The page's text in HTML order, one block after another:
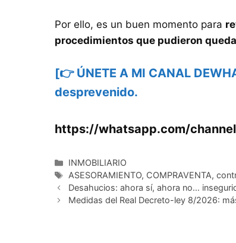
Por ello, es un buen momento para
procedimientos que pudieron
[👉 ÚNETE A MI CANAL
desprevenido.
https://whatsapp.com/
Categorías
INMOBILIARIO
Etiquetas
ASESORAMIENTO, COMPRAVENTA,
Desahucios: ahora sí, ahora no…
Medidas del Real Decreto-ley 8/2026: